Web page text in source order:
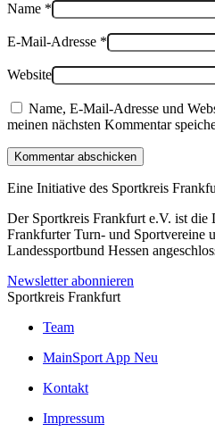
Name *
E-Mail-Adresse *
Website
Name, E-Mail-Adresse und
meinen nächsten Kommentar
Kommentar abschicken
Eine Initiative des Sportkreis
Der Sportkreis Frankfurt e.V. ist die
Frankfurter Turn- und Sportvereine
Landessportbund Hessen
Newsletter abonnieren
Sportkreis Frankfurt
Team
MainSport App Neu
Kontakt
Impressum